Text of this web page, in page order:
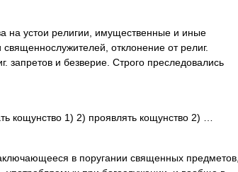
на устои религии, имущественные и иные
отклонение от религ.
запретов и безверие. Строго преследовались
кощунство 1) 2) проявлять кощунство 2) …
в поругании священных предметов,